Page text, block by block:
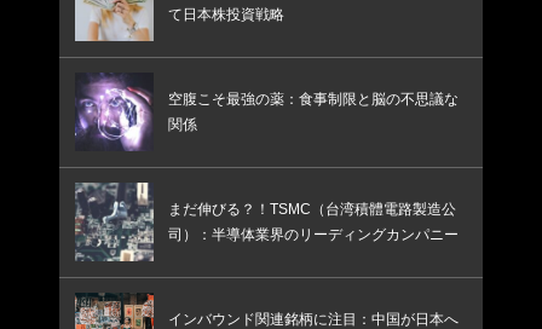
て日本株投資戦略
空腹こそ最強の薬：食事制限と脳の不思議な
関係
まだ伸びる？！TSMC（台湾積體電路製造公
司）：半導体業界のリーディングカンパニー
インバウンド関連銘柄に注目：中国が日本へ